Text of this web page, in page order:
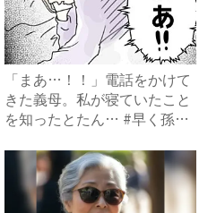
「まあ…！！」電話をかけて
きた義母。私が寝ていたこと
を知ったとたん… #早く孫